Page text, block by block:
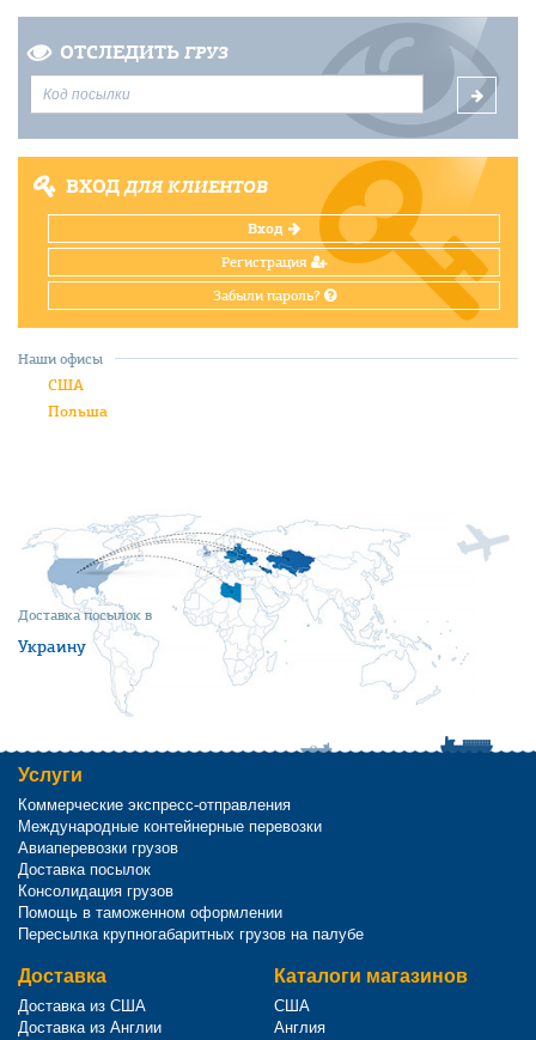
ОТСЛЕДИТЬ ГРУЗ
ВХОДДЛЯ КЛИЕНТОВ
Вход
Регистрация
Забыли пароль?
Доставка посылок в
Украину
Наши офисы
США
Польша
Услуги
Коммерческие экспресс-отправления
Международные контейнерные перевозки
Авиаперевозки грузов
Доставка посылок
Консолидация грузов
Помощь в таможенном оформлении
Пересылка крупногабаритных грузов на палубе
Доставка
Доставка из США
Доставка из Англии
Каталоги магазинов
США
Англия